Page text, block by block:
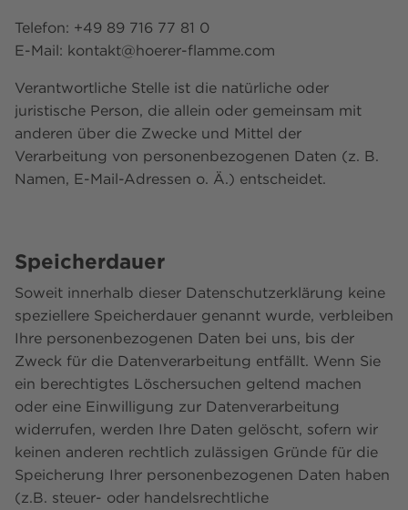
Telefon: +49 89 716 77 81 0
E-Mail: kontakt@hoerer-flamme.com
Verantwortliche Stelle ist die natürliche oder
juristische Person, die allein oder gemeinsam mit
anderen über die Zwecke und Mittel der
Verarbeitung von personenbezogenen Daten (z. B.
Namen, E-Mail-Adressen o. Ä.) entscheidet.
Speicherdauer
Soweit innerhalb dieser Datenschutzerklärung keine
speziellere Speicherdauer genannt wurde, verbleiben
Ihre personenbezogenen Daten bei uns, bis der
Zweck für die Datenverarbeitung entfällt. Wenn Sie
ein berechtigtes Löschersuchen geltend machen
oder eine Einwilligung zur Datenverarbeitung
widerrufen, werden Ihre Daten gelöscht, sofern wir
keinen anderen rechtlich zulässigen Gründe für die
Speicherung Ihrer personenbezogenen Daten haben
(z.B. steuer- oder handelsrechtliche